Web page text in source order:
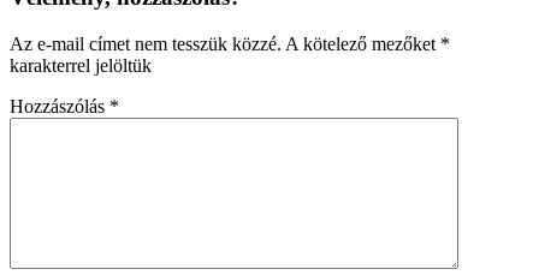
Az e-mail címet nem tesszük közzé. A kötelező mezőket *
karakterrel jelöltük
Hozzászólás *